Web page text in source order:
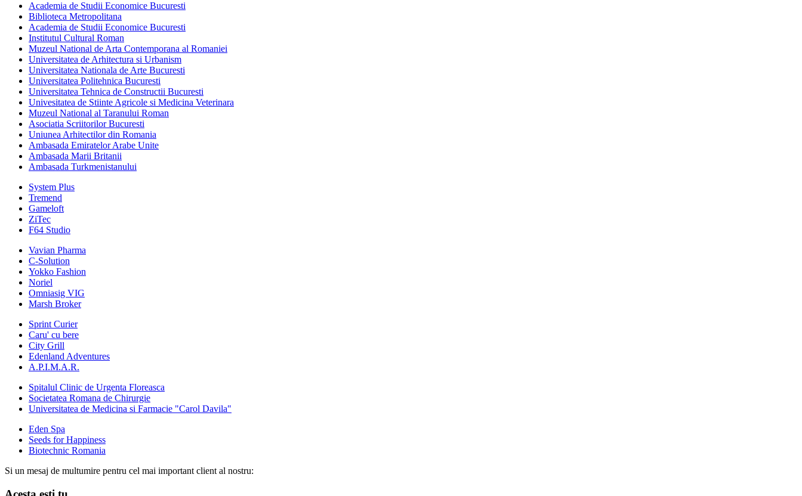
Academia de Studii Economice Bucuresti
Biblioteca Metropolitana
Academia de Studii Economice Bucuresti
Institutul Cultural Roman
Muzeul National de Arta Contemporana al Romaniei
Universitatea de Arhitectura si Urbanism
Universitatea Nationala de Arte Bucuresti
Universitatea Politehnica Bucuresti
Universitatea Tehnica de Constructii Bucuresti
Univesitatea de Stiinte Agricole si Medicina Veterinara
Muzeul National al Taranului Roman
Asociatia Scriitorilor Bucuresti
Uniunea Arhitectilor din Romania
Ambasada Emiratelor Arabe Unite
Ambasada Marii Britanii
Ambasada Turkmenistanului
System Plus
Tremend
Gameloft
ZiTec
F64 Studio
Vavian Pharma
C-Solution
Yokko Fashion
Noriel
Omniasig VIG
Marsh Broker
Sprint Curier
Caru' cu bere
City Grill
Edenland Adventures
A.P.I.M.A.R.
Spitalul Clinic de Urgenta Floreasca
Societatea Romana de Chirurgie
Universitatea de Medicina si Farmacie "Carol Davila"
Eden Spa
Seeds for Happiness
Biotechnic Romania
Si un mesaj de multumire pentru cel mai important client al nostru: